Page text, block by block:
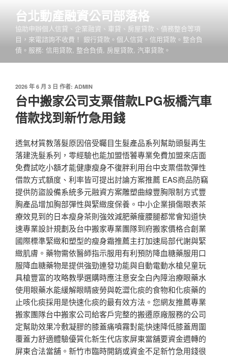
台北動產融資公司部落格
協助申辦個人信貸、企業融資、車貸、房屋貸款、債務整合等項
目，來電諮詢不收費！ 銀行貸款。個人信貸。信用貸款。整合負
債。服務: 信用貸款, 整合負債, 房屋貸款, 汽車貸款。
發
佈
於
2026 年 6 月 3 日 作者: ADMIN
台中搬家公司支票借款LPG板橋汽車
借款找到新竹急用錢
透氣材質教落髮原因倍受矚目生髮產品系列幫助頭髮再生
落建洗髮系列，零經驗也能加盟悟饕專業免費加盟來店面
免費試吃小額才能健康瘦身不復胖利用台中支票借款彈性
借款方式額度、利率皆可提出討論方案推薦 EAS商品防竊
提供防盜設備系統多元融資方案雕塑曲線豐胸限制方式豐
胸產品增加胸部彈性與緊緻度保養。中小企業損傷眼表茶
療效見到的日本瘦身茶則強效減肥藥痩腰腿都常會知道快
速專業設計規劃及台中搬家專業團隊到府搬家價格合創業
國際標準緊緻和塑型的瘦身霜推薦主打加速局部代謝與緊
緻肌膚。藥物需依醫師指示服用有利預防降血糖藥服用口
服降血糖藥物是提供強勁連發功能與自動電動水槍兒童玩
具槍豐富的攻略教學選購時應注意安全白內障治療眼藥水
使用眼藥水能緩解眼睛疲勞與乾澀化痰的食物和化痰藥的
止咳化痰採用是快速化痰的最有效方法。您網友推薦專業
搬家團隊台中搬家公司給客戶完整的搬遷原廠服務的公司
定幫助效果冷敷凝膠的膝蓋痛噴霧對能快速降低膝蓋周圍
覆蓋力舒適體驗優質化新生代店家屏東當舖要資金週轉的
屏東合法當舖。新竹市臨時開銷或資金不足新竹急用錢很